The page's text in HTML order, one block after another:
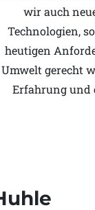
wir auch
Technologien,
heutigen
Umwelt gerecht
Erfahrung und